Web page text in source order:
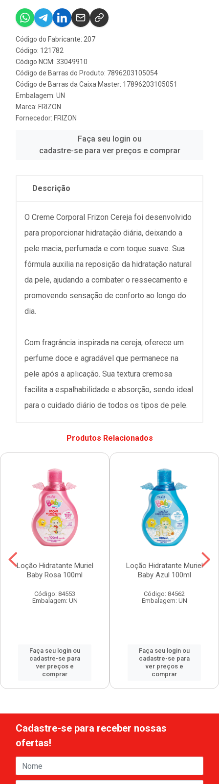
Código do Fabricante: 207
Código: 121782
Código NCM: 33049910
Código de Barras do Produto: 7896203105054
Código de Barras da Caixa Master: 17896203105051
Embalagem: UN
Marca: FRIZON
Fornecedor: FRIZON
Faça seu login ou
cadastre-se para ver preços e comprar
Descrição
O Creme Corporal Frizon Cereja foi desenvolvido
para proporcionar hidratação diária, deixando a
pele macia, perfumada e com toque suave. Sua
fórmula auxilia na reposição da hidratação natural
da pele, ajudando a combater o ressecamento e
promovendo sensação de conforto ao longo do
dia.
Com fragrância inspirada na cereja, oferece um
perfume doce e agradável que permanece na
pele após a aplicação. Sua textura cremosa
facilita a espalhabilidade e absorção, sendo ideal
para o cuidado diário de todos os tipos de pele.
Produtos Relacionados
Loção Hidratante Muriel
Baby Rosa 100ml
Código: 84553
Embalagem: UN
Faça seu login ou
cadastre-se para
ver preços e
comprar
Loção Hidratante Muriel
Baby Azul 100ml
Código: 84562
Embalagem: UN
Faça seu login ou
cadastre-se para
ver preços e
comprar
Cadastre-se para receber nossas
ofertas!